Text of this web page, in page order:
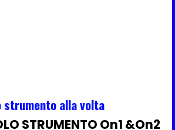
strumento alla volta
STRUMENTO On1 &On2